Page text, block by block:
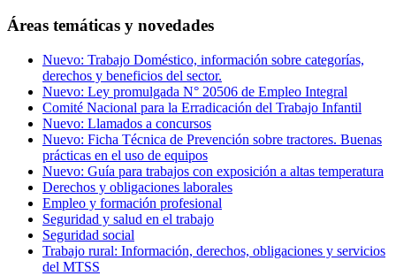
Áreas temáticas y novedades
Nuevo: Trabajo Doméstico, información sobre categorías,
derechos y beneficios del sector.
Nuevo: Ley promulgada N° 20506 de Empleo Integral
Comité Nacional para la Erradicación del Trabajo Infantil
Nuevo: Llamados a concursos
Nuevo: Ficha Técnica de Prevención sobre tractores. Buenas
prácticas en el uso de equipos
Nuevo: Guía para trabajos con exposición a altas temperatura
Derechos y obligaciones laborales
Empleo y formación profesional
Seguridad y salud en el trabajo
Seguridad social
Trabajo rural: Información, derechos, obligaciones y servicios
del MTSS